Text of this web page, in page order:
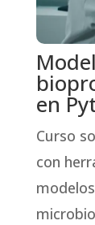
en
Curso
con